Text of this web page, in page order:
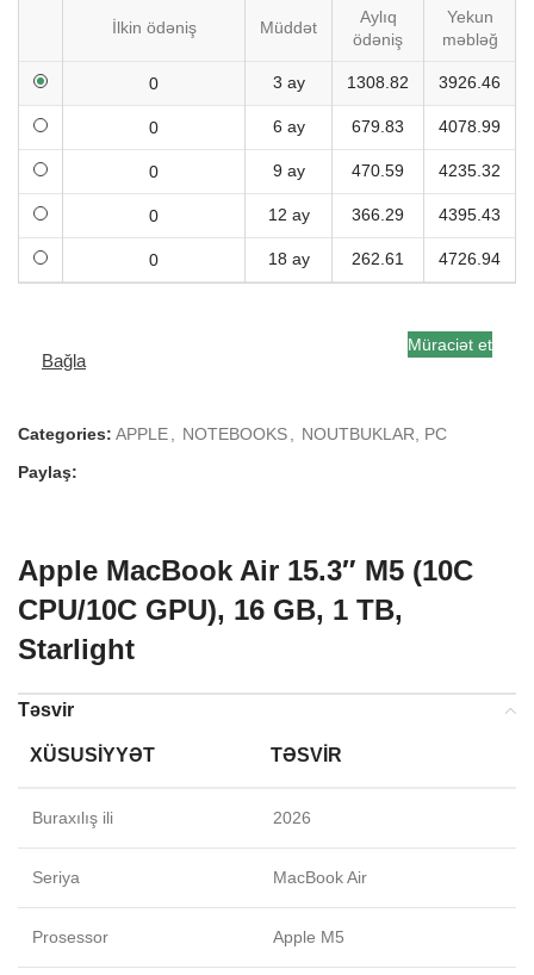
İlkin ödəniş Müddət
Aylıq
ödəniş
Yekun
məbləğ
3 ay 1308.82 3926.46
6 ay 679.83 4078.99
9 ay 470.59 4235.32
12 ay 366.29 4395.43
18 ay 262.61 4726.94
Bağla
Müraciət et
Categories: APPLE, NOTEBOOKS, NOUTBUKLAR, PC
Paylaş:
Apple MacBook Air 15.3″ M5 (10C
CPU/10C GPU), 16 GB, 1 TB,
Starlight
Təsvir
XÜSUSIYYƏT TƏSVIR
Buraxılış ili 2026
Seriya MacBook Air
Prosessor Apple M5